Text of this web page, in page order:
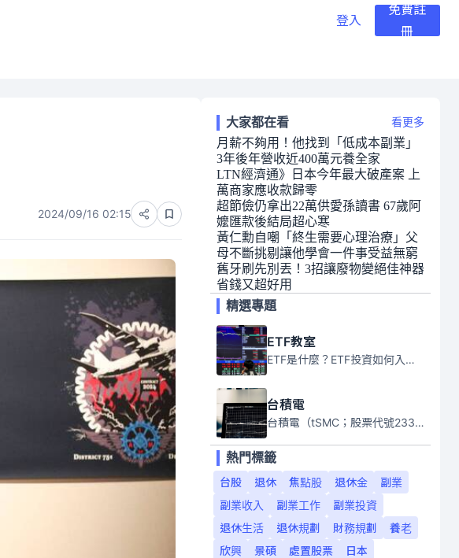
登入
免費註
冊
2024/09/16 02:15
大家都在看 看更多
月薪不夠用！他找到「低成本副業」
3年後年營收近400萬元養全家
LTN經濟通》日本今年最大破產案 上
萬商家應收款歸零
超節儉仍拿出22萬供愛孫讀書 67歲阿
嬤匯款後結局超心寒
黃仁勳自嘲「終生需要心理治療」父
母不斷挑剔讓他學會一件事受益無窮
舊牙刷先別丟！3招讓廢物變絕佳神器
省錢又超好用
精選專題
ETF教室
ETF是什麼？ETF投資如何入門？本系列專題文章將會告訴你新手必須知道的ETF基礎知識。
台積電
台積電（tSMC；股票代號2330）是全球領先的半導體代工公司，成立於1987年，總部位於台灣新竹。且已於美國、日本、德國及中國設廠，台積電是全球首家專業積體電路製造服務公司，也是全球最先進和最大規模的半導體代工廠。
熱門標籤
台股
退休 焦點股 退休金
副業
副業收入
副業工作
副業投資
退休生活
退休規劃 財務規劃
養老
欣興
景碩 處置股票
日本